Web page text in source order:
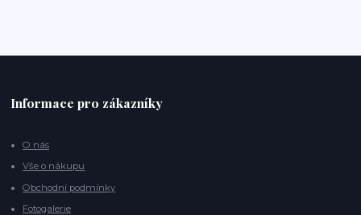
Informace pro zákazníky
O nás
Vše o nákupu
Obchodní podmínky
Fotogalerie